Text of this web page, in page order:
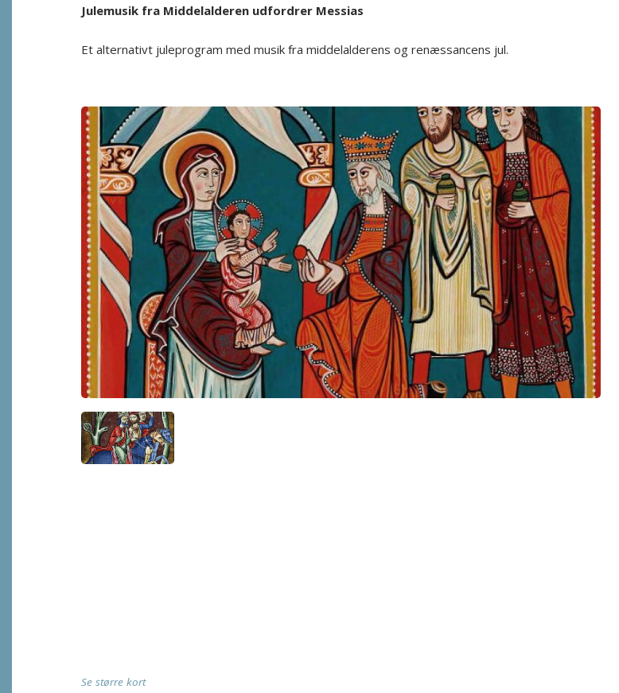
Julemusik fra Middelalderen udfordrer Messias
Et alternativt juleprogram med musik fra middelalderens og renæssancens jul.
Se større kort